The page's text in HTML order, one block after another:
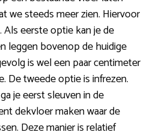
we steeds meer zien. Hiervoor
eerste optie kan je de
leggen bovenop de huidige
is wel een paar centimeter
De tweede optie is infrezen.
je eerst sleuven in de
dekvloer maken waar de
Deze manier is relatief